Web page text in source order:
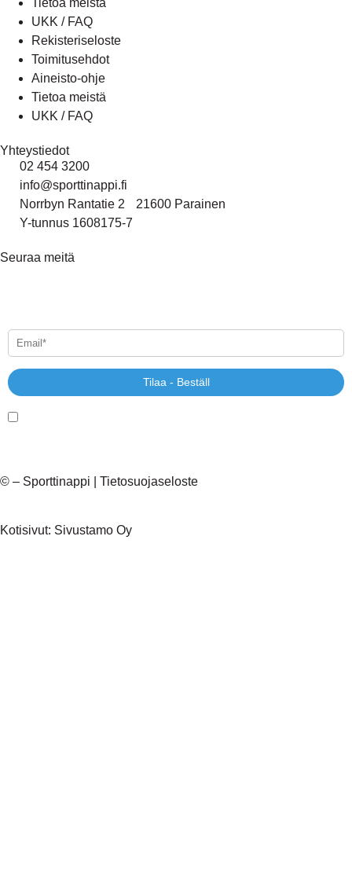
UKK / FAQ
Rekisteriseloste
Toimitusehdot
Aineisto-ohje
Tietoa meistä
UKK / FAQ
Yhteystiedot
02 454 3200
info@sporttinappi.fi
Norrbyn Rantatie 2 21600 Parainen
Y-tunnus 1608175-7
Seuraa meitä
Tilaa - Beställ
© – Sporttinappi | Tietosuojaseloste
Kotisivut: Sivustamo Oy